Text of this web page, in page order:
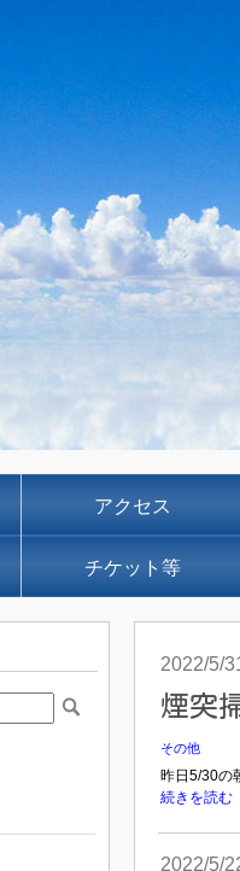
アクセス
チケット等
2022/5/
煙突
その他
昨日5/30の
続きを読む
2022/5/